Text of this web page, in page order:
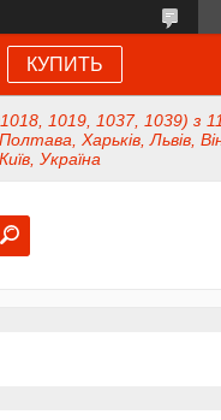
КУПИТЬ
1019, 1037, 1039)
Харьків, Львів,
Україна